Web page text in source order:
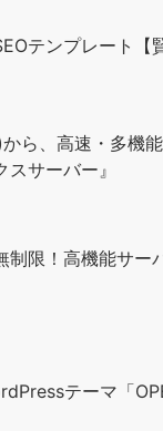
テンプレート【
ら、高速・多機
サーバー』
制限！高機能サー
テーマ「